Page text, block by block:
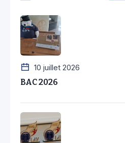
10 juillet 2026
BAC 2026